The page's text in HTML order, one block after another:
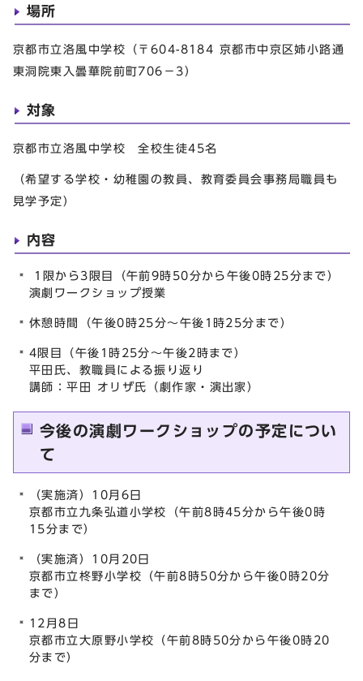
場所
京都市立洛風中学校（〒604-8184 京都市中京区姉小路通
東洞院東入曇華院前町706−3）
対象
京都市立洛風中学校 全校生徒45名
（希望する学校・幼稚園の教員、教育委員会事務局職員も
見学予定）
内容
1限から3限目（午前9時50分から午後0時25分まで）
演劇ワークショップ授業
休憩時間（午後0時25分～午後1時25分まで）
4限目（午後1時25分～午後2時まで）
平田氏、教職員による振り返り
講師：平田 オリザ氏（劇作家・演出家）
今後の演劇ワークショップの予定につい
て
（実施済）10月6日
京都市立九条弘道小学校（午前8時45分から午後0時
15分まで）
（実施済）10月20日
京都市立柊野小学校（午前8時50分から午後0時20分
まで）
12月8日
京都市立大原野小学校（午前8時50分から午後0時20
分まで）